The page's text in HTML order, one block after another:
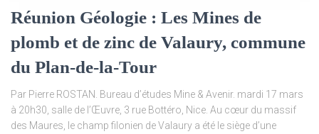
Réunion Géologie : Les Mines de
plomb et de zinc de Valaury, commune
du Plan-de-la-Tour
Par Pierre ROSTAN. Bureau d’études Mine & Avenir. mardi 17 mars
à 20h30, salle de l’Œuvre, 3 rue Bottéro, Nice. Au cœur du massif
des Maures, le champ filonien de Valaury a été le siège d’une